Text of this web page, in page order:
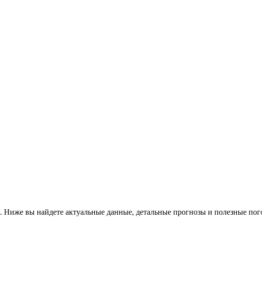
. Ниже вы найдете актуальные данные, детальные прогнозы и полезные